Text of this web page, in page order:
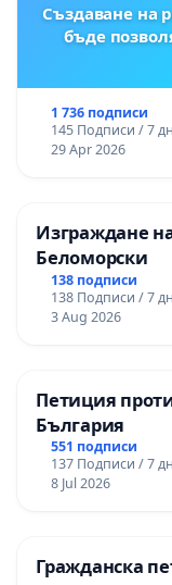
Създаване на
бъде
1 736 подписи
145 Подписи / 7
29 Apr 2026
Изграждане
Беломорски
138 подписи
138 Подписи / 7
3 Aug 2026
Петиция
България
551 подписи
137 Подписи / 7
8 Jul 2026
Гражданска